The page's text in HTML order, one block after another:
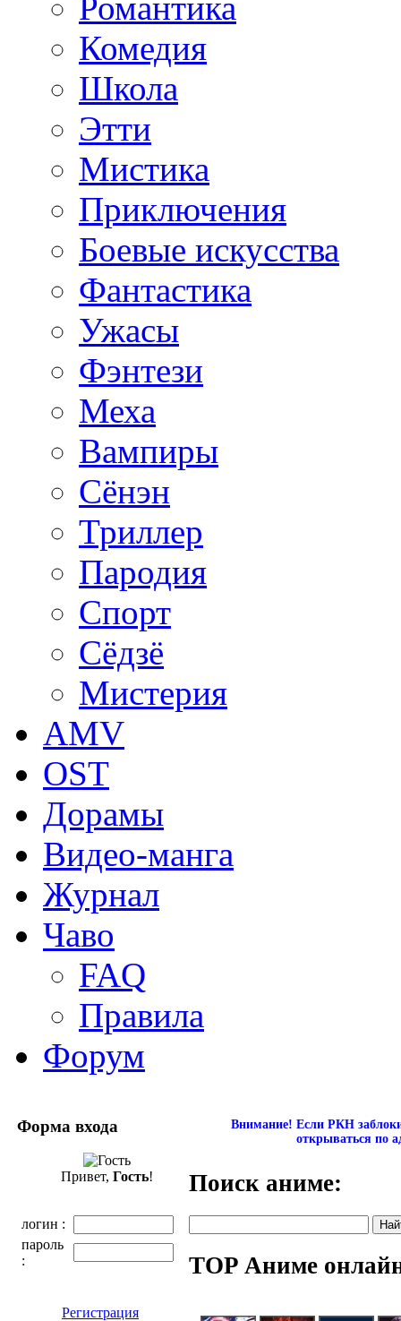
Комедия
Школа
Этти
Мистика
Приключения
Боевые искусства
Фантастика
Ужасы
Фэнтези
Меха
Вампиры
Сёнэн
Триллер
Пародия
Спорт
Сёдзё
Мистерия
AMV
OST
Дорамы
Видео-манга
Журнал
Чаво
FAQ
Правила
Форум
Форма входа
Привет, Гость!
логин :
пароль
:
Регистрация
Внимание! Если РКН
открываться по
Поиск аниме:
TOP Аниме